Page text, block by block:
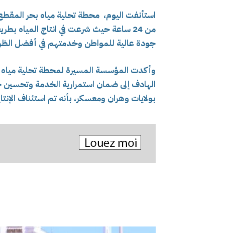
استأنفت اليوم، محطة تحلية مياه بحر
من 24 ساعة حيث شرعت في انتاج المياه
جودة عالية للمواطن وخدمتهم في أفضل
وأكدت المؤسسة المسيرة لمحطة تحلية مياه
الهادف إلى ضمان استمرارية الخدمة وتحسين
بولايات وهران ومعسكر، بأنه تم استئناف الإنتاج الذي